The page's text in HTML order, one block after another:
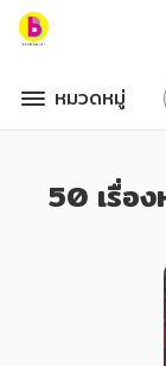
หมวดหมู่
50 เรื่อ